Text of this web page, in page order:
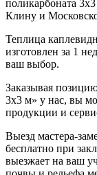
поликарбоната
Клину и
Теплица
изготовлен за 1
ваш выбор.
Заказывая
3х3 м» у нас, вы
продукции и
Выезд мастера-
бесплатно при
выезжает на ваш